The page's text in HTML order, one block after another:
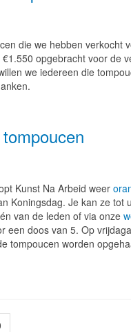
die we hebben verkocht
opgebracht voor de
we iedereen die
Kunst Na Arbeid weer
Koningsdag. Je kan ze tot
van de leden of via onze
een doos van 5. Op
tompoucen worden